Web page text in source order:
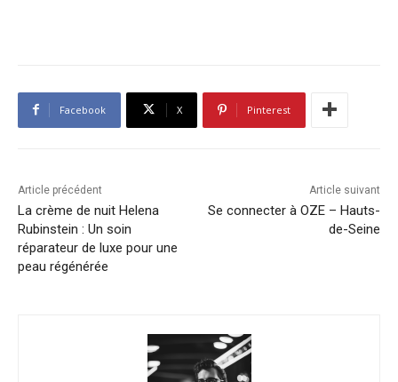
Facebook X Pinterest
Article précédent
La crème de nuit Helena
Rubinstein : Un soin
réparateur de luxe pour une
peau régénérée
Article suivant
Se connecter à OZE – Hauts-
de-Seine